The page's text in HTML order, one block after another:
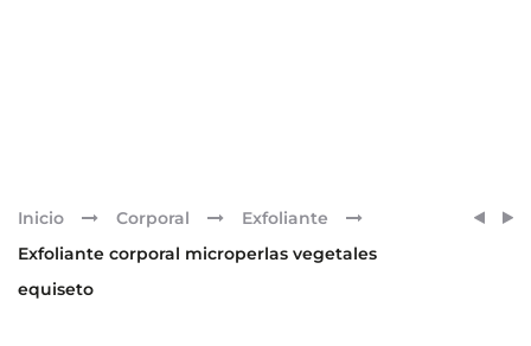
Inicio Corporal
Exfoliante
Exfoliante corporal microperlas vegetales
equiseto